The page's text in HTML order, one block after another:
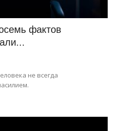
фактов
не всегда